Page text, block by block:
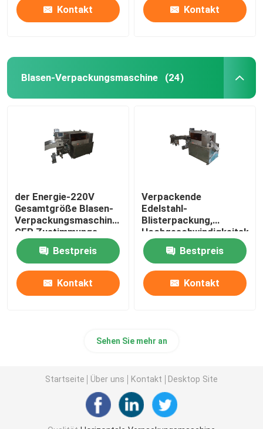
Kontakt Kontakt
Blasen-Verpackungsmaschine (24)
der Energie-220V
Gesamtgröße Blasen-
Verpackungsmaschine
CER Zustimmungs-
3780×640×1560mm
Bestpreis
Kontakt
Verpackende
Edelstahl-
Blisterpackung,
Verpackungsmaschine
Bestpreis
Kontakt
Sehen Sie mehr an
Startseite Über uns Kontakt Desktop Site